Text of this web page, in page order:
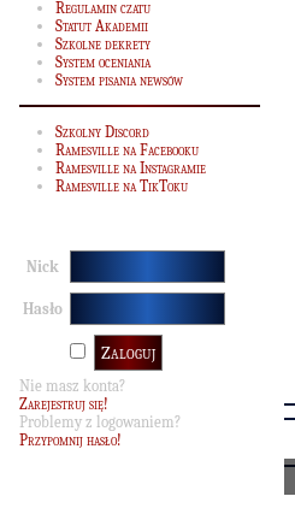
Regulamin czatu
Statut Akademii
Szkolne dekrety
System oceniania
System pisania newsów
Szkolny Discord
Ramesville na Facebooku
Ramesville na Instagramie
Ramesville na TikToku
Nick
Hasło
Nie masz konta?
Zarejestruj się!
Problemy z logowaniem?
Przypomnij hasło!